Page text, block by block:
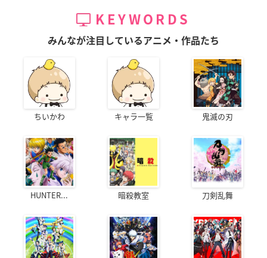
KEYWORDS
みんなが注目しているアニメ・作品たち
ちいかわ キャラ一覧 鬼滅の刃
HUNTER... 暗殺教室 刀剣乱舞